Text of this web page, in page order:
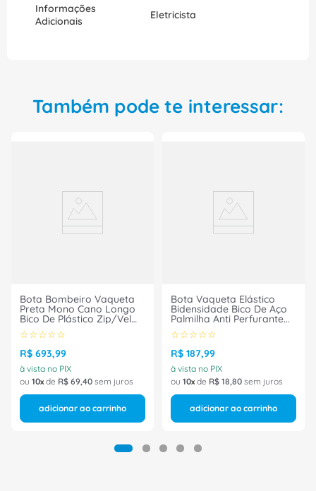
Informações
Adicionais
Eletricista
Também pode te interessar:
Bota Bombeiro Vaqueta
Preta Mono Cano Longo
Bico De Plástico Zip/Vel
6033BPBL4400LL
Tamanho 37 CA 26556
Bracol
☆☆☆☆☆
R$ 693,99
à vista no PIX
ou 10 de R$ 69,40 sem juros
adicionar ao carrinho
Bota Vaqueta Elástico
Bidensidade Bico De Aço
Palmilha Anti Perfurante
Preta 5218BELB1602LL
Tamanho 37 CA 30540
Bracol
☆☆☆☆☆
R$ 187,99
à vista no PIX
ou 10 de R$ 18,80 sem juros
adicionar ao carrinho